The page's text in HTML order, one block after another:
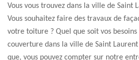
Vous vous trouvez dans la ville de Saint
Vous souhaitez faire des travaux de
votre toiture ? Quel que soit vos
couverture dans la ville de Saint
que, vous pouvez compter sur notre